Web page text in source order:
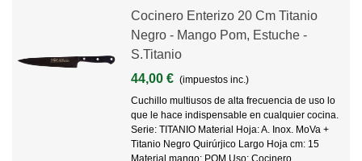
Cocinero Enterizo 20 Cm Titanio
Negro - Mango Pom, Estuche -
S.Titanio
44,00 € (impuestos inc.)
Cuchillo multiusos de alta frecuencia de uso lo
que le hace indispensable en cualquier cocina.
Serie: TITANIO Material Hoja: A. Inox. MoVa +
Titanio Negro Quirúrjico Largo Hoja cm: 15
Material mango: POM Uso: Cocinero...